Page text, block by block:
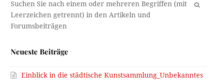
OK
Neueste Beiträge
Einblick in die städtische Kunstsammlung_Unbekanntes